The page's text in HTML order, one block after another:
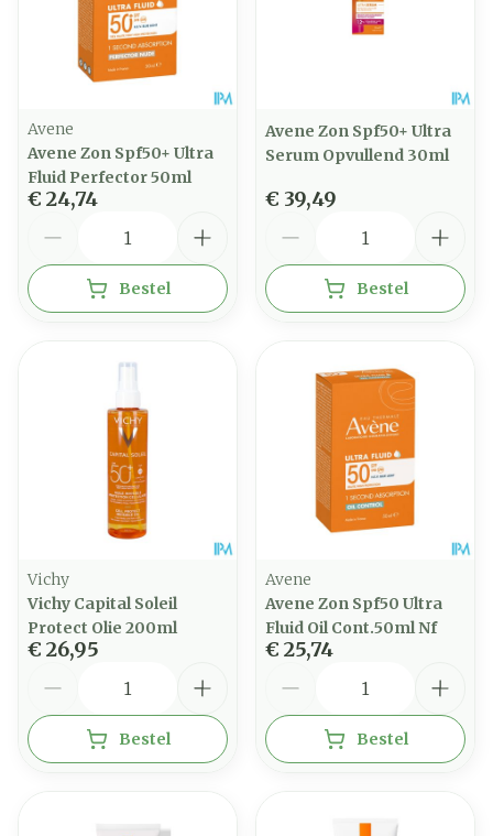
Avene
Avene Zon Spf50+ Ultra
Fluid Perfector 50ml
€ 24,74
Bestel
Avene Zon Spf50+ Ultra
Serum Opvullend 30ml
€ 39,49
Bestel
Vichy
Vichy Capital Soleil
Protect Olie 200ml
€ 26,95
Bestel
Avene
Avene Zon Spf50 Ultra
Fluid Oil Cont.50ml Nf
€ 25,74
Bestel